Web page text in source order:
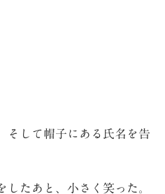
そして帽子にある氏名を告
たあと、小さく笑った。